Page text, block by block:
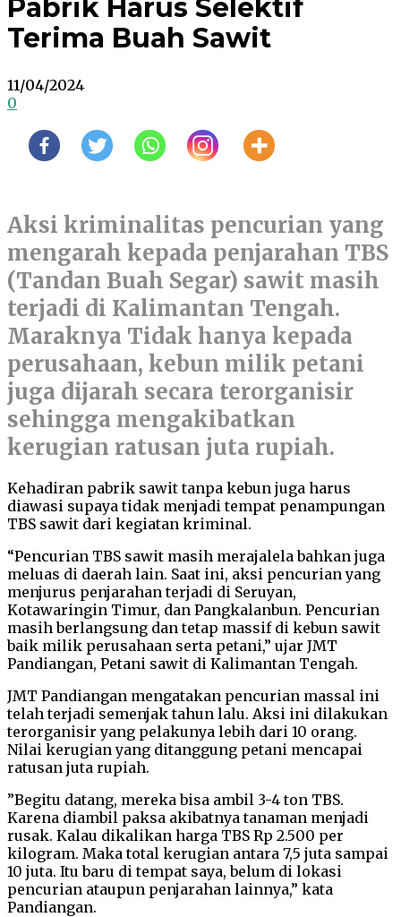
Pabrik Harus Selektif
Terima Buah Sawit
11/04/2024
0
Aksi kriminalitas pencurian yang
mengarah kepada penjarahan TBS
(Tandan Buah Segar) sawit masih
terjadi di Kalimantan Tengah.
Maraknya Tidak hanya kepada
perusahaan, kebun milik petani
juga dijarah secara terorganisir
sehingga mengakibatkan
kerugian ratusan juta rupiah.
Kehadiran pabrik sawit tanpa kebun juga harus
diawasi supaya tidak menjadi tempat penampungan
TBS sawit dari kegiatan kriminal.
“Pencurian TBS sawit masih merajalela bahkan juga
meluas di daerah lain. Saat ini, aksi pencurian yang
menjurus penjarahan terjadi di Seruyan,
Kotawaringin Timur, dan Pangkalanbun. Pencurian
masih berlangsung dan tetap massif di kebun sawit
baik milik perusahaan serta petani,” ujar JMT
Pandiangan, Petani sawit di Kalimantan Tengah.
JMT Pandiangan mengatakan pencurian massal ini
telah terjadi semenjak tahun lalu. Aksi ini dilakukan
terorganisir yang pelakunya lebih dari 10 orang.
Nilai kerugian yang ditanggung petani mencapai
ratusan juta rupiah.
”Begitu datang, mereka bisa ambil 3-4 ton TBS.
Karena diambil paksa akibatnya tanaman menjadi
rusak. Kalau dikalikan harga TBS Rp 2.500 per
kilogram. Maka total kerugian antara 7,5 juta sampai
10 juta. Itu baru di tempat saya, belum di lokasi
pencurian ataupun penjarahan lainnya,” kata
Pandiangan.